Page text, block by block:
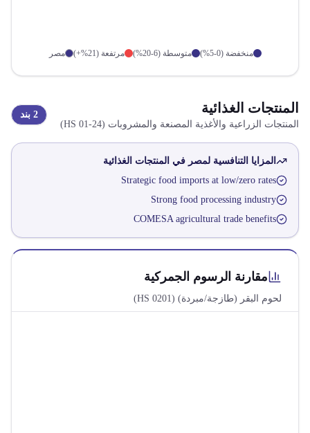
منخفضة (0-5%) متوسطة (6-20%) مرتفعة (21%+) مصر
المنتجات الغذائية
المنتجات الزراعية والأغذية المصنعة والمشروبات (HS
01-24
)
2 بند
المزايا التنافسية لمصر في المنتجات الغذائية
Strategic food imports at low/zero rates
Strong food processing industry
COMESA agricultural trade benefits
مقارنة الرسوم الجمركية
لحوم البقر (طازجة/مبردة) (HS
0201
)